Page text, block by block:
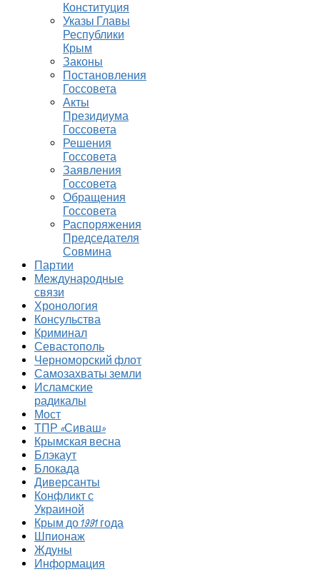
Конституция
Указы Главы
Республики
Крым
Законы
Постановления
Госсовета
Акты
Президиума
Госсовета
Решения
Госсовета
Заявления
Госсовета
Обращения
Госсовета
Распоряжения
Председателя
Совмина
Партии
Международные
связи
Хронология
Консульства
Криминал
Севастополь
Черноморский флот
Самозахваты земли
Исламские
радикалы
Мост
ТПР «Сиваш»
Крымская весна
Блэкаут
Блокада
Диверсанты
Конфликт с
Украиной
Крым до 1991 года
Шпионаж
Ждуны
Информация